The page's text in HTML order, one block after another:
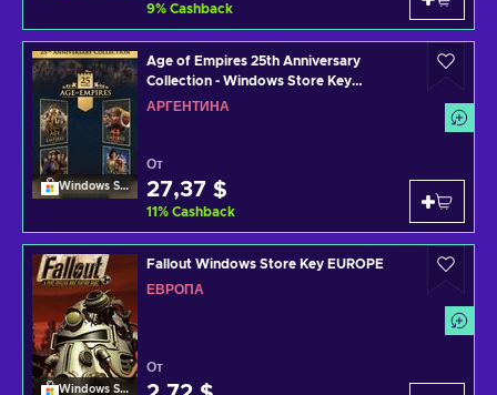
9% Cashback
Windows Store
Age of Empires 25th Anniversary
Collection - Windows Store Key
ARGENTINA
АРГЕНТИНА
От
27,37 $
11% Cashback
Windows Store
Fallout Windows Store Key EUROPE
ЕВРОПА
От